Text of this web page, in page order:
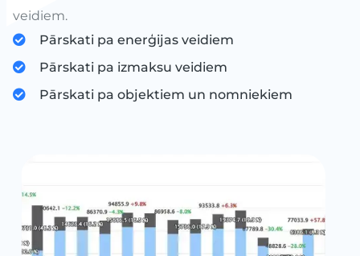
veidiem.
Pārskati pa enerģijas veidiem
Pārskati pa izmaksu veidiem
Pārskati pa objektiem un nomniekiem